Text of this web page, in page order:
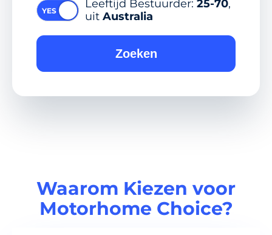
Leeftijd Bestuurder: 25-70,
uit Australia
Zoeken
Waarom Kiezen voor
Motorhome Choice?